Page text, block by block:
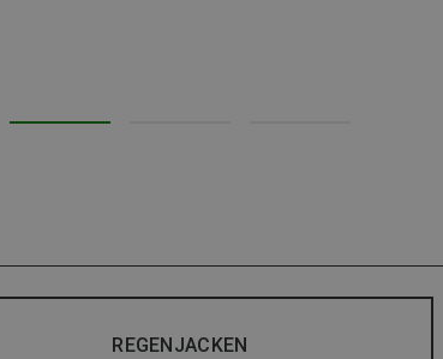
REGENJACKEN